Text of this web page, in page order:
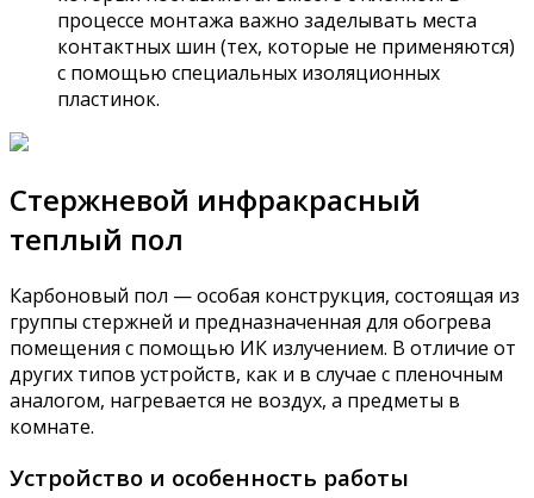
процессе монтажа важно заделывать места
контактных шин (тех, которые не применяются)
с помощью специальных изоляционных
пластинок.
Стержневой инфракрасный
теплый пол
Карбоновый пол — особая конструкция, состоящая из
группы стержней и предназначенная для обогрева
помещения с помощью ИК излучением. В отличие от
других типов устройств, как и в случае с пленочным
аналогом, нагревается не воздух, а предметы в
комнате.
Устройство и особенность работы